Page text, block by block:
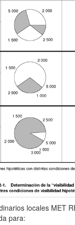
locales MET
para: